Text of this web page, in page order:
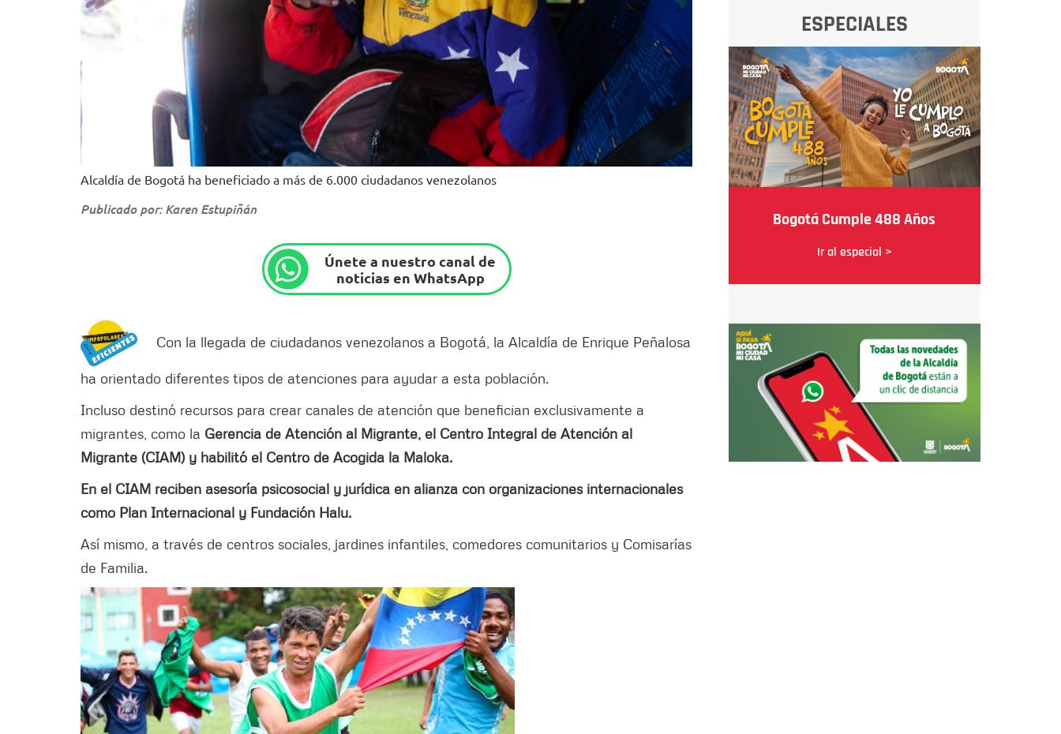
Alcaldía de Bogotá ha beneficiado a más de 6.000 ciudadanos venezolanos
Publicado por: Karen Estupiñán
Únete a nuestro canal de
noticias en WhatsApp
Con la llegada de ciudadanos venezolanos a Bogotá, la Alcaldía de Enrique Peñalosa
ha orientado diferentes tipos de atenciones para ayudar a esta población.
Incluso destinó recursos para crear canales de atención que benefician exclusivamente a
migrantes, como la Gerencia de Atención al Migrante, el Centro Integral de Atención al
Migrante (CIAM) y habilitó el Centro de Acogida la Maloka.
En el CIAM reciben asesoría psicosocial y jurídica en alianza con organizaciones internacionales
como Plan Internacional y Fundación Halu.
Así mismo, a través de centros sociales, jardines infantiles, comedores comunitarios y Comisarías
de Familia.
ESPECIALES
Bogotá Cumple 488 Años
Ir al especial >